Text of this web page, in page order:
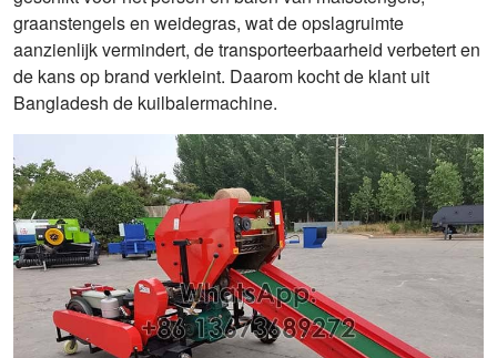
graanstengels en weidegras, wat de opslagruimte
aanzienlijk vermindert, de transporteerbaarheid verbetert en
de kans op brand verkleint. Daarom kocht de klant uit
Bangladesh de kuilbalermachine.